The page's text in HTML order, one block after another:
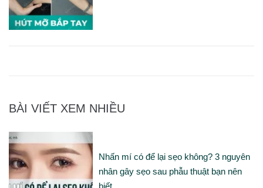
BÀI VIẾT XEM NHIỀU
Nhấn mí có để lại sẹo không? 3 nguyên
nhân gây sẹo sau phẫu thuật bạn nên